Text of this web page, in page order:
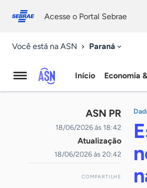
conosco
Acesse o Portal Sebrae
Você está na ASN Paraná
Agência
Sebrae
Notícias
Início Economia
ASN PR
18/06/2026 às 18:42
Atualização
18/06/2026 às 20:42
COMPARTILHE